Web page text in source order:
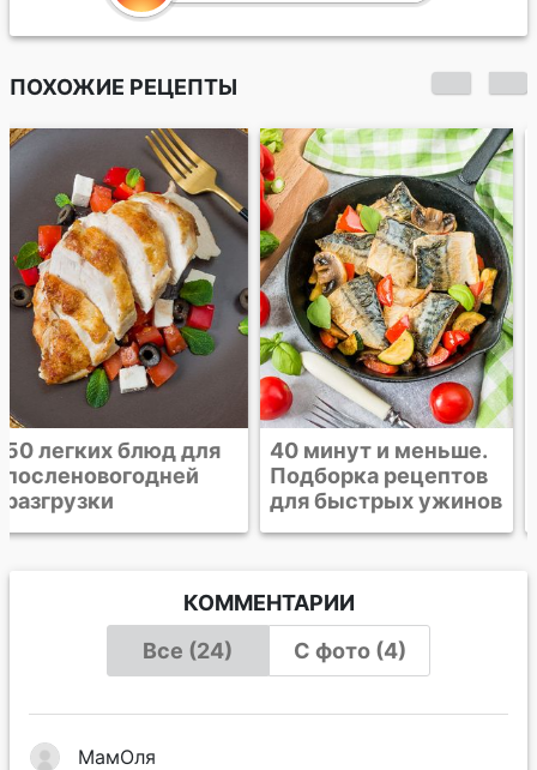
ПОХОЖИЕ РЕЦЕПТЫ
40 минут и меньше.
Подборка рецептов
для быстрых ужинов
Острые креветки на
гриле
КОММЕНТАРИИ
Все (24)
С фото (4)
МамОля